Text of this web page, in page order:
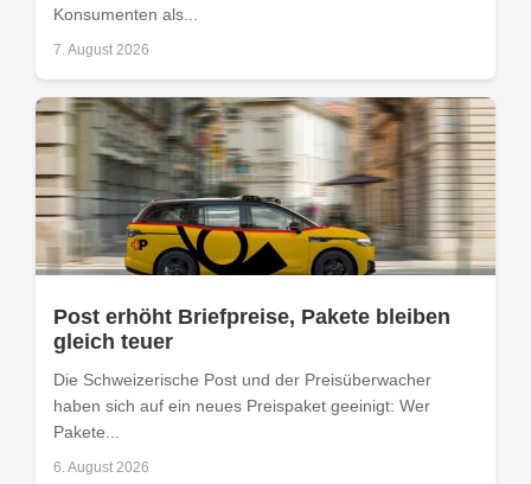
Konsumenten als...
7. August 2026
Post erhöht Briefpreise, Pakete bleiben
gleich teuer
Die Schweizerische Post und der Preisüberwacher
haben sich auf ein neues Preispaket geeinigt: Wer
Pakete...
6. August 2026